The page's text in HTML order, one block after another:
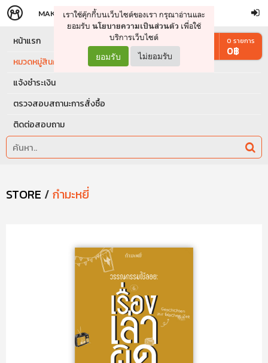
จัดการรถเข็น ดำเนินการต่อ
MAKERS STORE
เราใช้คุ๊กกี้บนเว็บไซต์ของเรา กรุณาอ่านและ
ยอมรับ นโยบายความเป็นส่วนตัว เพื่อใช้
บริการเว็บไซต์
ยอมรับ ไม่ยอมรับ
หน้าแรก
หมวดหมู่สินค้า
แจ้งชำระเงิน
ตรวจสอบสถานะการสั่งซื้อ
ติดต่อสอบถาม
0 รายการ
0฿
STORE / กำมะหยี่